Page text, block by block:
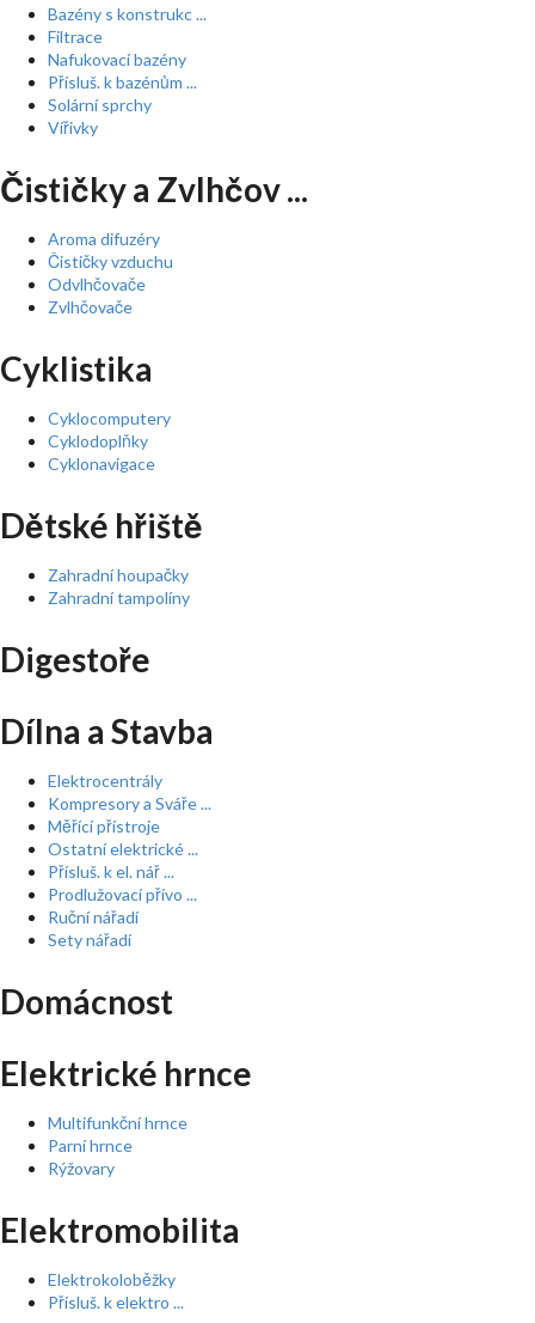
Bazény s konstrukc ...
Filtrace
Nafukovací bazény
Přísluš. k bazénům ...
Solární sprchy
Vířivky
Čističky a Zvlhčov ...
Aroma difuzéry
Čističky vzduchu
Odvlhčovače
Zvlhčovače
Cyklistika
Cyklocomputery
Cyklodoplňky
Cyklonavigace
Dětské hřiště
Zahradní houpačky
Zahradní tampolíny
Digestoře
Dílna a Stavba
Elektrocentrály
Kompresory a Sváře ...
Měřící přístroje
Ostatní elektrické ...
Přísluš. k el. nář ...
Prodlužovací přívo ...
Ruční nářadí
Sety nářadí
Domácnost
Elektrické hrnce
Multifunkční hrnce
Parní hrnce
Rýžovary
Elektromobilita
Elektrokoloběžky
Přísluš. k elektro ...